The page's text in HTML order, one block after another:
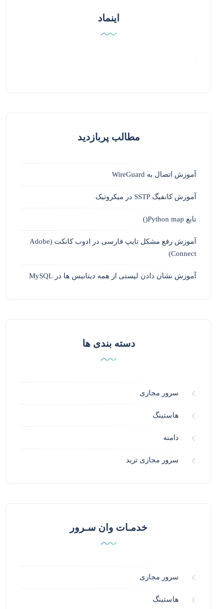
اینماد
مطالب پربازدید
آموزش اتصال به WireGuard
آموزش کانفیگ SSTP در میکروتیک
تابع Python map()
آموزش رفع مشکل تایپ فارسی در ادوب کانکت (Adobe
Connect)
آموزش نشان دادن لیستی از همه دیتابیس ها در MySQL
دسته بندی ها
سرور مجازی
هاستینگ
دامنه
سرور مجازی ترید
خدمـات وان سـرور
سرور مجازی
هاستینگ